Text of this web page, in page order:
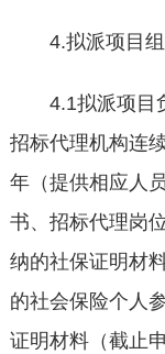
4.拟派项目组
4.1拟派项目
招标代理机构连
年（提供相应人
书、招标代理岗
纳的社保证明材
的社会保险个人
证明材料（截止